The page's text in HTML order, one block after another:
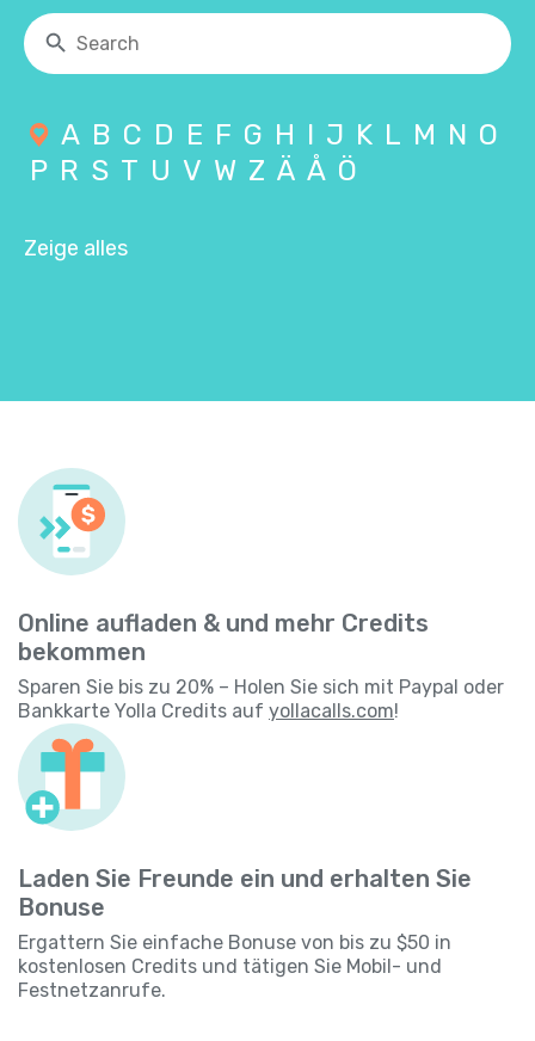
A B C D E F G H I J K L M N O
P R S T U V W Z Ä Å Ö
Zeige alles
Online aufladen & und mehr Credits
bekommen
Sparen Sie bis zu 20% – Holen Sie sich mit Paypal oder
Bankkarte Yolla Credits auf yollacalls.com!
Laden Sie Freunde ein und erhalten Sie
Bonuse
Ergattern Sie einfache Bonuse von bis zu $50 in
kostenlosen Credits und tätigen Sie Mobil- und
Festnetzanrufe.